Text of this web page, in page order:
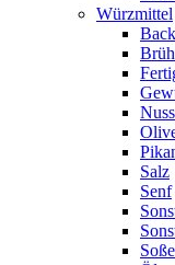
Würzmittel
Salz
Senf